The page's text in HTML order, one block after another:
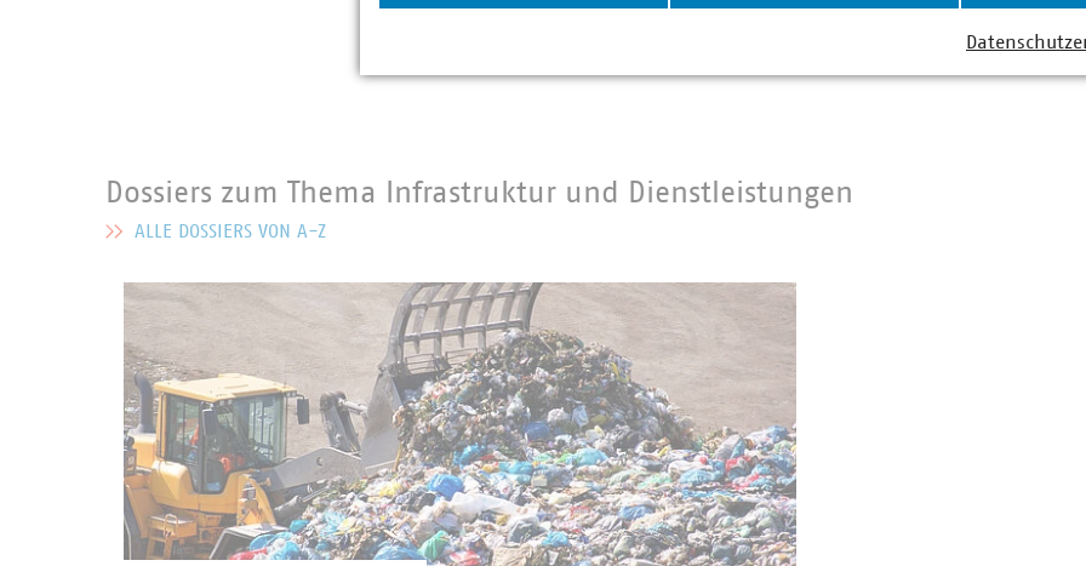
Dossiers zum Thema Infrastruktur und Dienstleistungen
MEHR ZU DOSSIERS ZUM THEMA INFRASTRUKTUR UND DIENSTLEISTUNGEN
ALLE DOSSIERS VON A-Z